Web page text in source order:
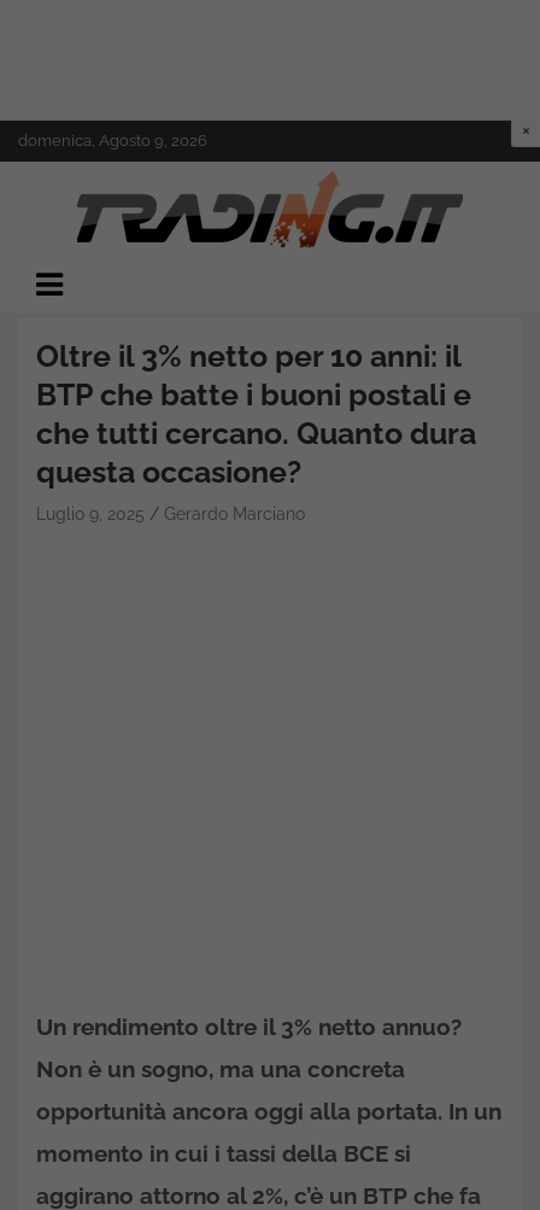
Skip
to
domenica, Agosto 9, 2026
Trading.it
Oltre il 3% netto per 10 anni: il
BTP che batte i buoni postali e
che tutti cercano. Quanto dura
questa occasione?
Luglio 9, 2025 Gerardo Marciano
Un rendimento oltre il 3% netto annuo?
Non è un sogno, ma una concreta
opportunità ancora oggi alla portata. In un
momento in cui i tassi della BCE si
aggirano attorno al 2%, c’è un BTP che fa